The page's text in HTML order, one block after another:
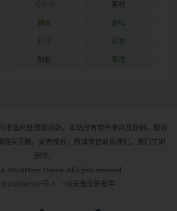
素材
脚本 虚拟
运营
阳叔 零撸
非盈利性赞助网站，本站所有软件来自互联网，版权
购买正版。如有侵权，敬请来信联系我们，我们立即
删除。
WordPress Theme. All rights reserved
2022038507号-1
>公安备案筹备中